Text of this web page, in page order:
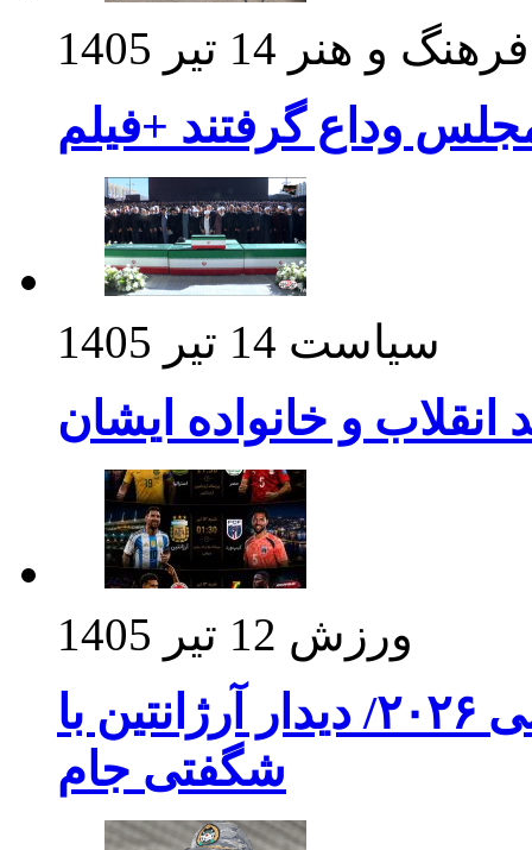
فرهنگ و هنر 14 تیر 1405
وداع گرفتند +فیلم
سیاست 14 تیر 1405
انقلاب و خانواده ایشان
ورزش 12 تیر 1405
برنامه بازی های امشب جام جهانی ۲۰۲۶/ دیدار آرژانتین با
شگفتی جام